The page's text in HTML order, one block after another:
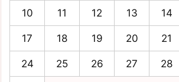
10 11 12 13 14
17 18 19 20 21
24 25 26 27 28